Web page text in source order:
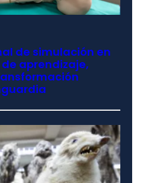
de simulación en
aprendizaje,